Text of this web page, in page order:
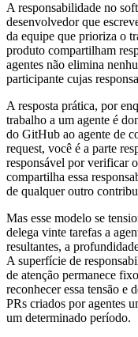
A responsabilidade no
desenvolvedor que
da equipe que prioriza o
produto compartilham
agentes não elimina
participante cujas
A resposta prática, por
trabalho a um agente é
do GitHub ao agente de
request, você é a parte
responsável por verificar
compartilha essa
de qualquer outro
Mas esse modelo se
delega vinte tarefas a
resultantes, a
A superfície de
de atenção permanece
reconhecer essa tensão e
PRs criados por agentes
um determinado período.